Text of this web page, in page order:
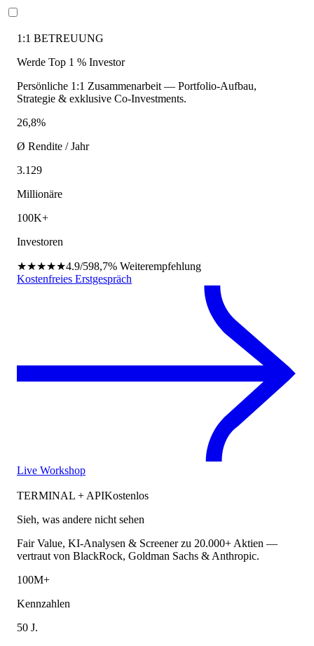
1:1 BETREUUNG
Werde Top 1 % Investor
Persönliche 1:1 Zusammenarbeit — Portfolio-Aufbau,
Strategie & exklusive Co-Investments.
26,8%
Ø Rendite / Jahr
3.129
Millionäre
100K+
Investoren
★★★★★4.9/598,7% Weiterempfehlung
Kostenfreies Erstgespräch
Live Workshop
TERMINAL + APIKostenlos
Sieh, was andere nicht sehen
Fair Value, KI-Analysen & Screener zu 20.000+ Aktien —
vertraut von BlackRock, Goldman Sachs & Anthropic.
100M+
Kennzahlen
50 J.